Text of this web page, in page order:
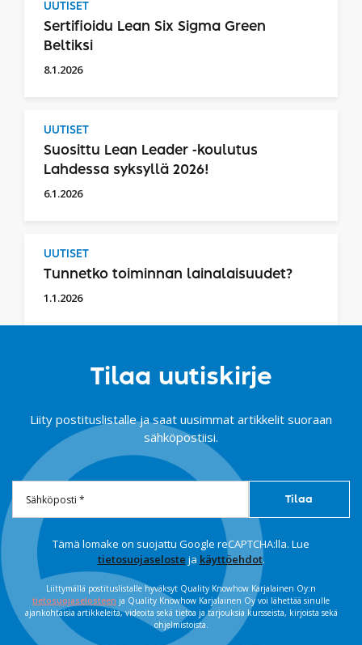
UUTISET
Sertifioidu Lean Six Sigma Green
Beltiksi
8.1.2026
UUTISET
Suosittu Lean Leader -koulutus
Lahdessa syksyllä 2026!
6.1.2026
UUTISET
Tunnetko toiminnan lainalaisuudet?
1.1.2026
Tilaa uutiskirje
Liity postituslistalle ja saat uusimmat artikkelit suoraan
sähköpostiisi.
Tämä lomake on suojattu Google reCAPTCHA:lla. Lue
tietosuojaseloste ja käyttöehdot.
Liittymällä postituslistalle hyväksyt Quality Knowhow Karjalainen Oy:n
tietosuojaselosteen ja Quality Knowhow Karjalainen Oy voi lähettää sinulle
ajankohtaisia artikkeleita, videoita sekä tietoa ja tarjouksia kursseista, kirjoista sekä
ohjelmistoista.